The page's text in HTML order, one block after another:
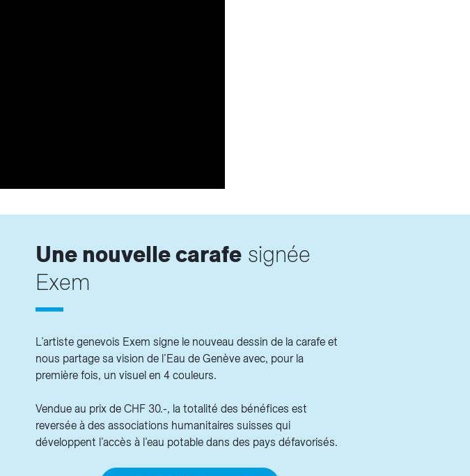
Une nouvelle carafesignée
Exem
L’artiste genevois Exem signe le nouveau dessin de la carafe et
nous partage sa vision de l’Eau de Genève avec, pour la
première fois, un visuel en 4 couleurs.
Vendue au prix de CHF 30.-, la totalité des bénéfices est
reversée à des associations humanitaires suisses qui
développent l’accès à l’eau potable dans des pays défavorisés.